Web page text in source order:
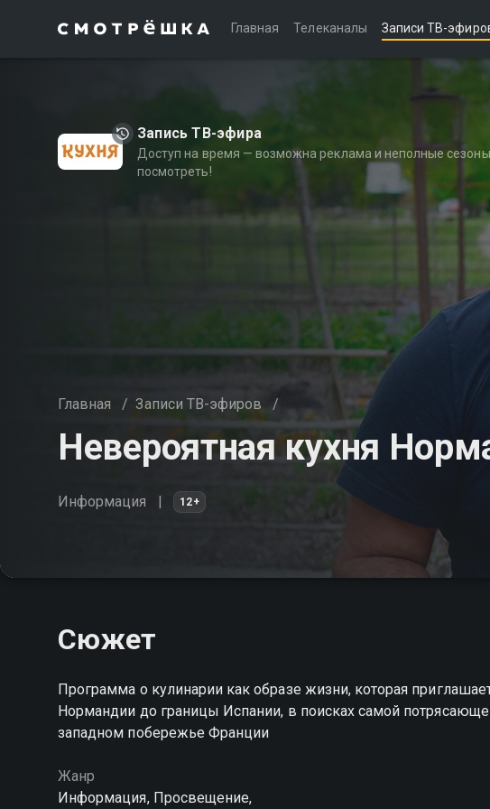
Главная Телеканалы Записи ТВ-
Запись ТВ-эфира
Доступ на время — возможна реклама и неполные
посмотреть!
Главная / Записи ТВ-эфиров /
Невероятная кухня
Информация 12+
Сюжет
Программа о кулинарии как образе жизни, которая
Нормандии до границы Испании, в поисках самой
западном побережье Франции
Жанр
Информация, Просвещение,